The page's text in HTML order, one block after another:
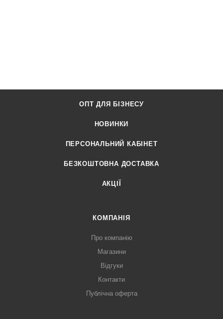
ОПТ ДЛЯ БІЗНЕСУ
НОВИНКИ
ПЕРСОНАЛЬНИЙ КАБІНЕТ
БЕЗКОШТОВНА ДОСТАВКА
АКЦІЇ
КОМПАНІЯ
Про компанію
Магазини
Відгуки
Контакти
Публічна оферта